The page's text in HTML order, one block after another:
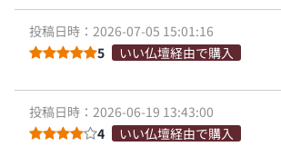
投稿日時：2026-07-05 15:01:16
5
いい仏壇経由で購入
投稿日時：2026-06-19 13:43:00
4
いい仏壇経由で購入